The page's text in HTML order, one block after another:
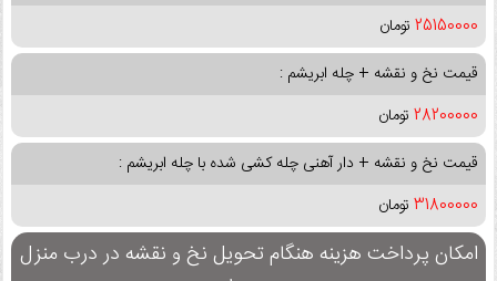
25150000 تومان
قیمت نخ و نقشه + چله ابریشم :
28200000 تومان
قیمت نخ و نقشه + دار آهنی چله کشی شده با چله ابریشم :
31800000 تومان
امکان پرداخت هزینه هنگام تحویل نخ و نقشه در درب منزل